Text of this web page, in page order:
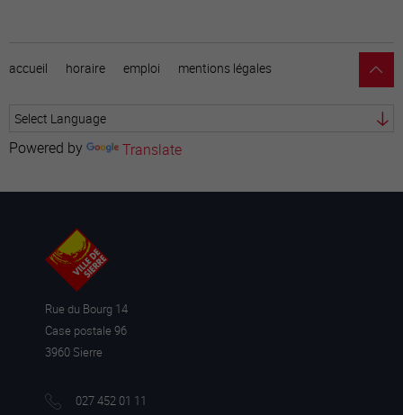
accueil horaire emploi mentions légales
Powered by Translate
Rue du Bourg 14
Case postale 96
3960 Sierre
027 452 01 11